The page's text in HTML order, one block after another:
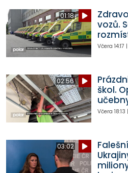
01:18
vozů.
Včera 14:17 |
02:56
škol.
Včera 18:13 |
03:02